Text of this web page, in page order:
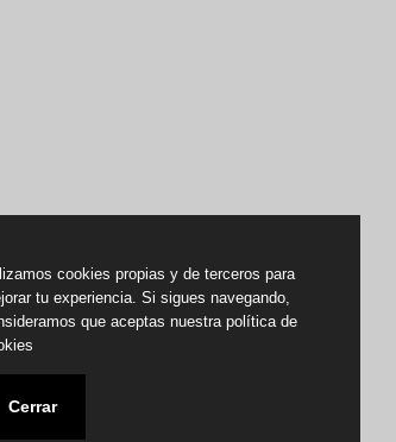
cookies propias y de terceros para
tu experiencia. Si sigues navegando,
que aceptas nuestra política de
Cerrar